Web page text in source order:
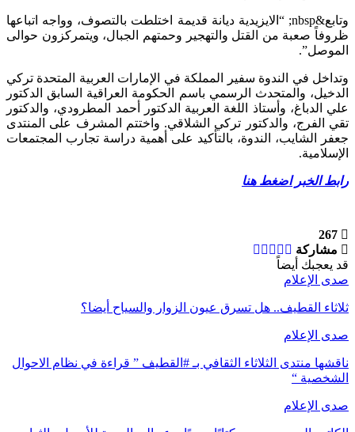
وتابع&nbsp; “الايزيدية ديانة قديمة اختلطت بالتصوف، وواجه اتباعها
ظروفاً صعبة من القتل والتهجير وحمتهم الجبال، ويتمركزون حوالى
الموصل”.
وتداخل في الندوة سفير المملكة في الإمارات العربية المتحدة تركي
الدخيل، والمتحدث الرسمي باسم الحكومة العراقية السابق الدكتور
علي الدباغ، وأستاذ اللغة العربية الدكتور أحمد المطرودي، والدكتور
تقي الفرج، والدكتور تركي الشلاقي. واختتم المشرف على المنتدى
جعفر الشايب، الندوة، بالتأكيد على أهمية دراسة تجارب المجتمعات
الإسلامية.
رابط الخبر اضغط هنا
267
مشاركة
قد يعجبك أيضاً
صدى الإعلام
ثلاثاء القطيف.. هل تسرق عيون الزوار والسياح أيضا؟
صدى الإعلام
ناقشها منتدى الثلاثاء الثقافي بـ #القطيف ” قراءة في نظام الاحوال
الشخصية “
صدى الإعلام